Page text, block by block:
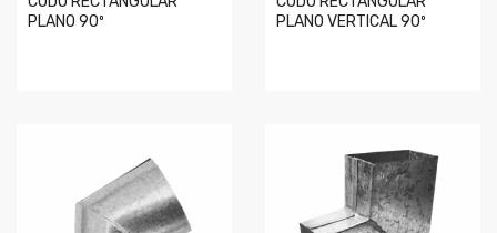
PLANO 90º
PLANO VERTICAL 90º